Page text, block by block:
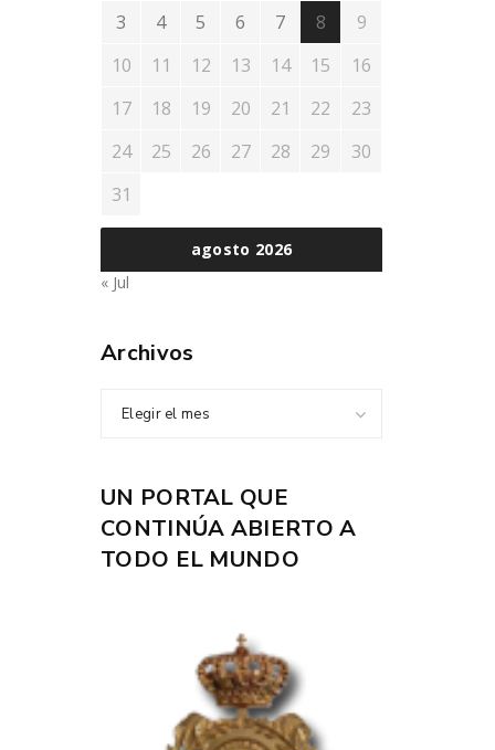
agosto 2026
3
4 5 6 7 8
9
10
11 12 13 14 15
16
17
18 19 20 21 22
23
24
25 26 27 28 29
30
31
« Jul
Archivos
Elegir el mes
UN PORTAL QUE
CONTINÚA ABIERTO A
TODO EL MUNDO